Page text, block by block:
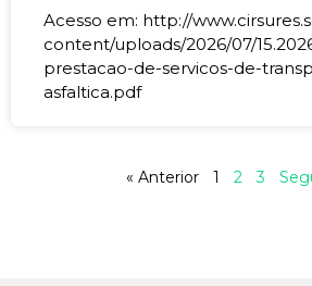
Acesso em: http://
content/uploads/2026/07/
prestacao-de-servicos-de-
asfaltica.pdf
« Anterior 1 2 3